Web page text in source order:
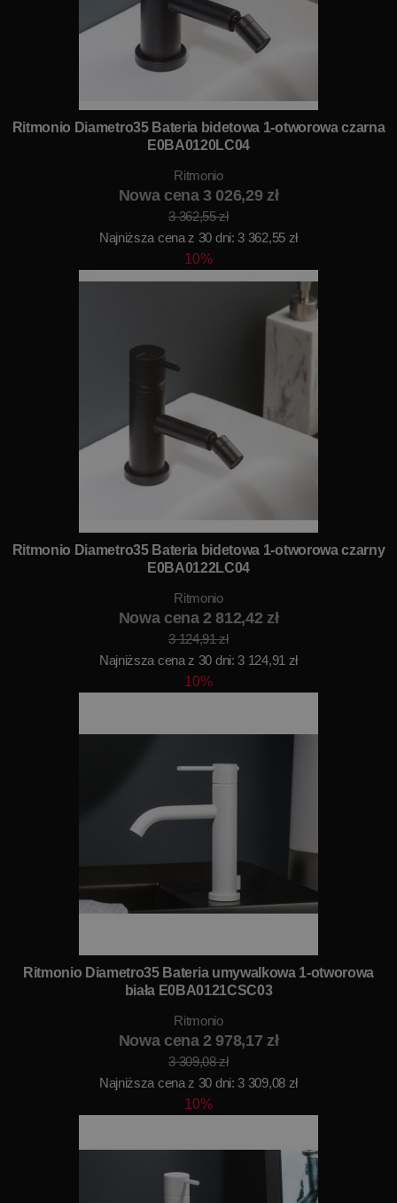
Ritmonio Diametro35 Bateria bidetowa 1-otworowa czarna
E0BA0120LC04
Ritmonio
Nowa cena 3 026,29 zł
3 362,55 zł
Najniższa cena z 30 dni: 3 362,55 zł
10%
Ritmonio Diametro35 Bateria bidetowa 1-otworowa czarny
E0BA0122LC04
Ritmonio
Nowa cena 2 812,42 zł
3 124,91 zł
Najniższa cena z 30 dni: 3 124,91 zł
10%
Ritmonio Diametro35 Bateria umywalkowa 1-otworowa
biała E0BA0121CSC03
Ritmonio
Nowa cena 2 978,17 zł
3 309,08 zł
Najniższa cena z 30 dni: 3 309,08 zł
10%